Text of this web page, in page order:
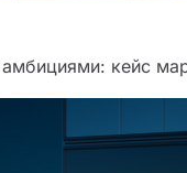
кейс